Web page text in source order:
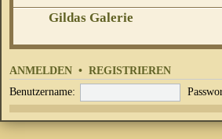
Gildas Galerie
ANMELDEN • REGISTRIEREN
Benutzername: